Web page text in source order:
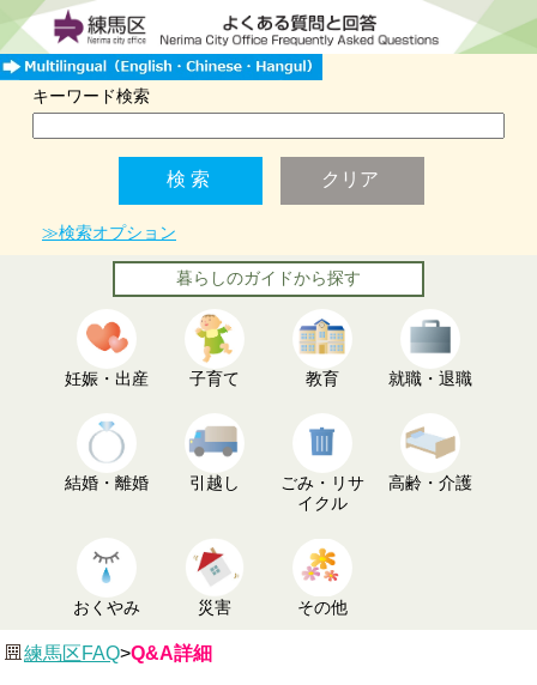
キーワード検索
≫検索オプション
暮らしのガイドから探す
妊娠・出産 子育て 教育 就職・退職
結婚・離婚 引越し
ごみ・リサ
イクル
高齢・介護
おくやみ 災害 その他
練馬区FAQ>Q&A詳細